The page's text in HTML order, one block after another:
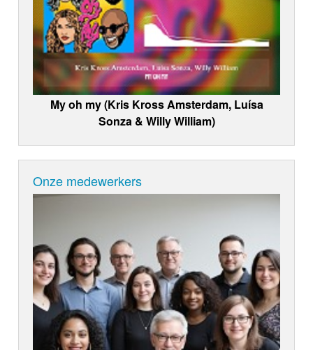
My oh my (Kris Kross Amsterdam, Luísa
Sonza & Willy William)
Onze medewerkers